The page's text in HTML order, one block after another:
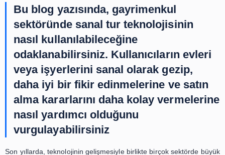
kullanılabileceği incelenecektir.
İnteraktif sanal tur, kullanıcıların bir bilgisayar veya
aracılığıyla bir mekanı sanal olarak gezmelerine ve
olanak tanıyan bir teknolojidir. Bu teknoloji, özellikle
sektöründe, potansiyel alıcıların bir mülkü
görmeden önce sanal olarak gezmelerine ve daha
edinmelerine olanak sağlamaktadır. Bu da, alıcıların
bir karar vermesine yardımcı olmaktadır.